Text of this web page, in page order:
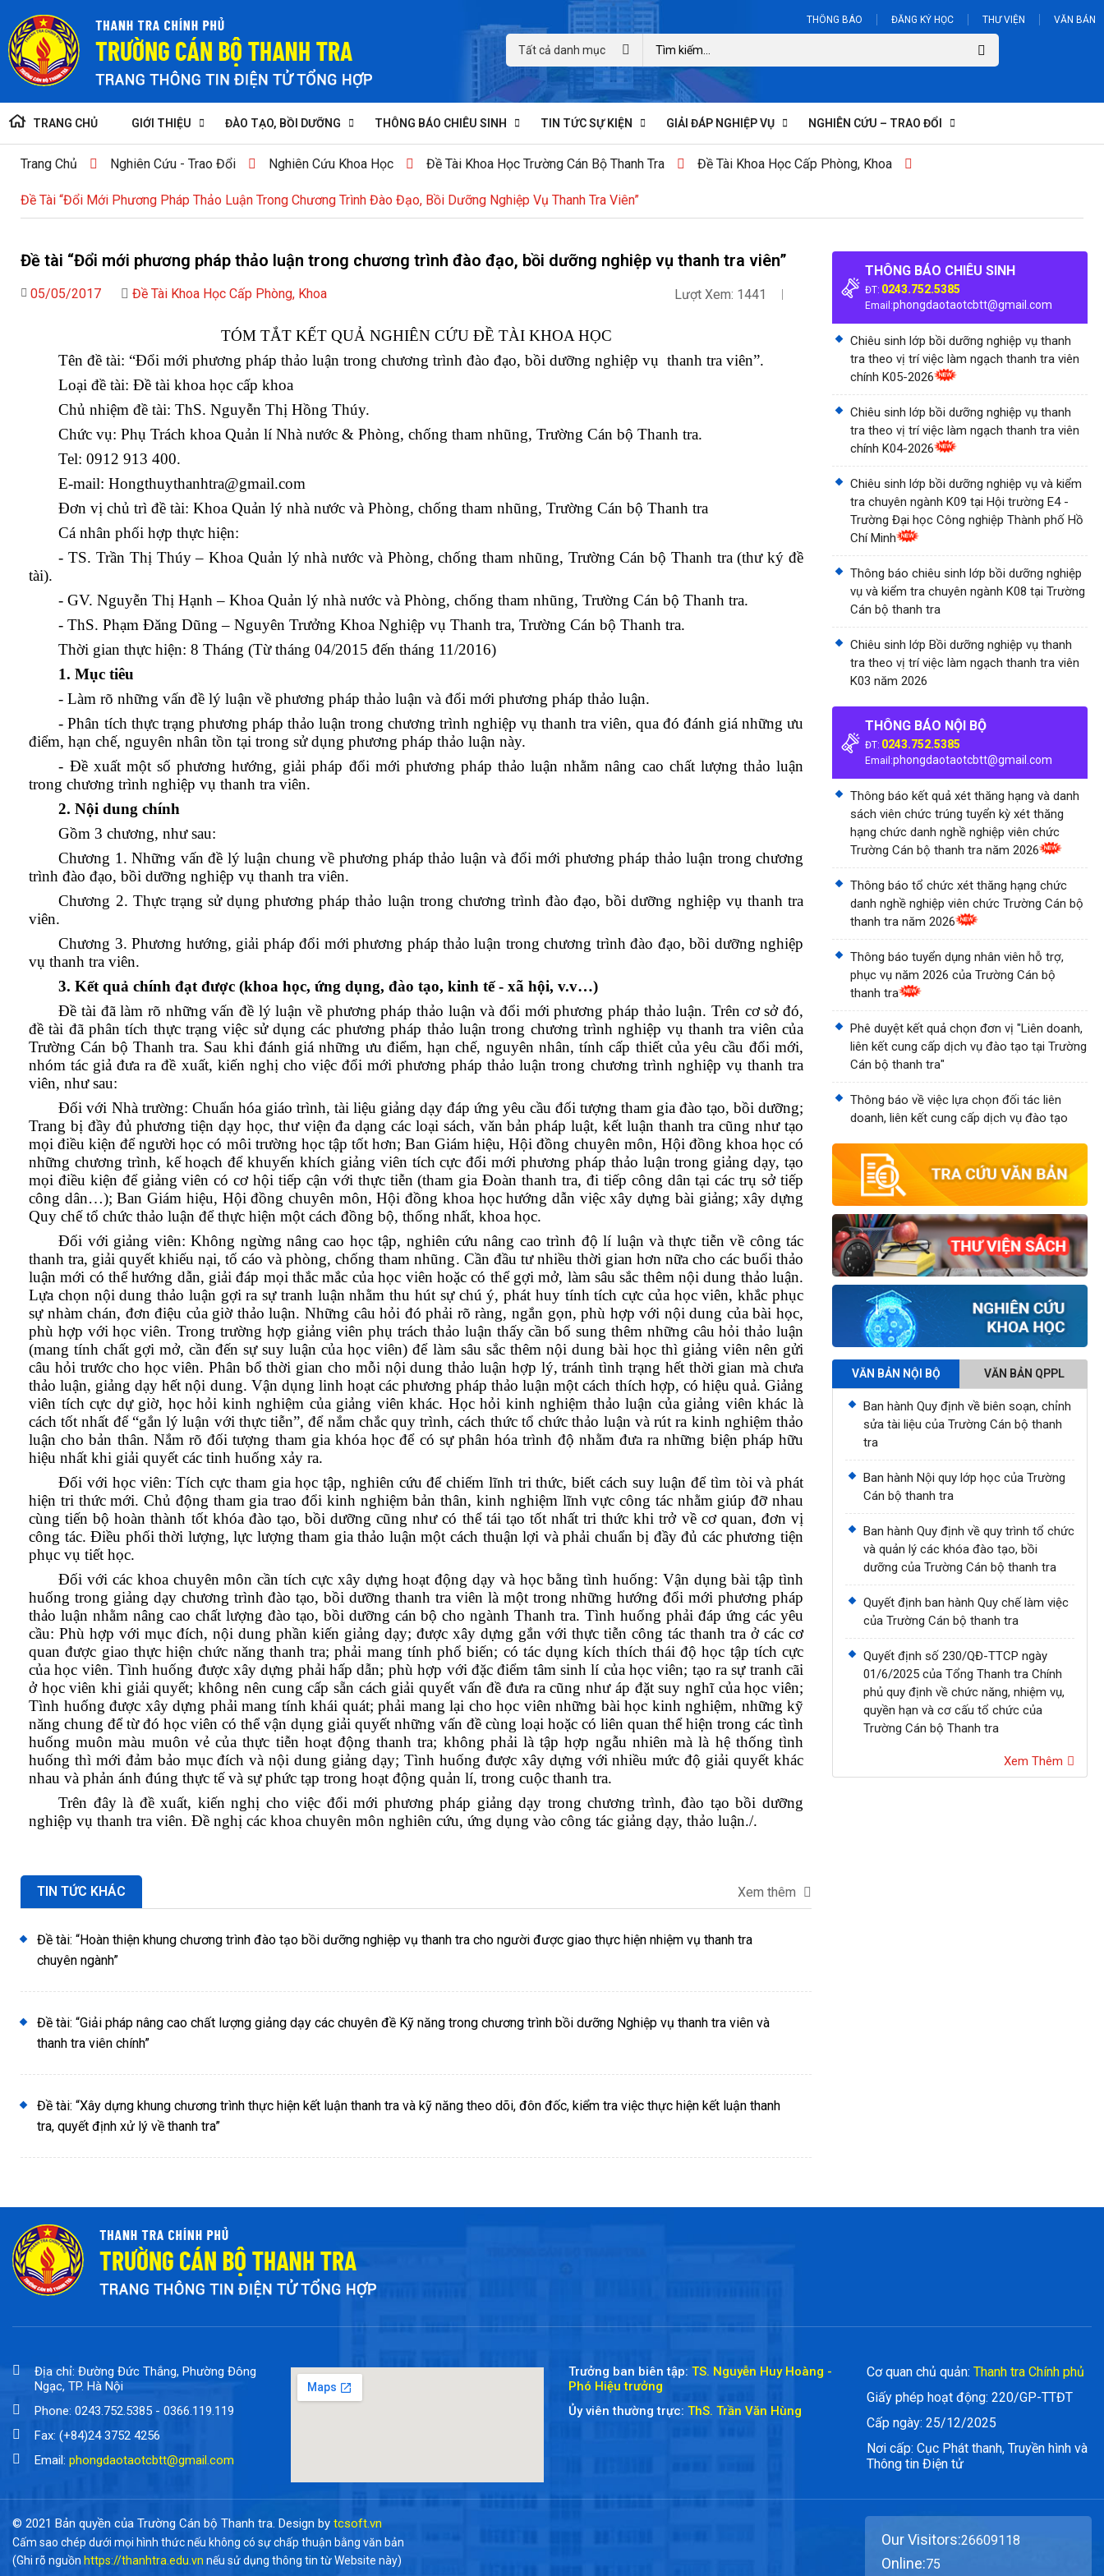
THÔNG BÁO ĐĂNG KÝ HỌC THƯ VIỆN VĂN BẢN
Tất cả danh mục
TRANG CHỦ GIỚI THIỆU ĐÀO TẠO, BỒI DƯỠNG THÔNG BÁO CHIÊU SINH TIN TỨC SỰ KIỆN GIẢI ĐÁP NGHIỆP VỤ NGHIÊN CỨU – TRAO ĐỔI
Trang Chủ Nghiên Cứu - Trao Đổi Nghiên Cứu Khoa Học Đề Tài Khoa Học Trường Cán Bộ Thanh Tra Đề Tài Khoa Học Cấp Phòng, Khoa
Đề Tài “Đổi Mới Phương Pháp Thảo Luận Trong Chương Trình Đào Đạo, Bồi Dưỡng Nghiệp Vụ Thanh Tra Viên”
Đề tài “Đổi mới phương pháp thảo luận trong chương trình đào đạo, bồi dưỡng nghiệp vụ thanh tra viên”
05/05/2017 Đề Tài Khoa Học Cấp Phòng, Khoa Lượt Xem: 1441
TÓM TẮT KẾT QUẢ NGHIÊN CỨU ĐỀ TÀI KHOA HỌC
Tên đề tài: “Đổi mới phương pháp thảo luận trong chương trình đào đạo, bồi dưỡng nghiệp vụ thanh tra viên”.
Loại đề tài: Đề tài khoa học cấp khoa
Chủ nhiệm đề tài: ThS. Nguyễn Thị Hồng Thúy.
Chức vụ: Phụ Trách khoa Quản lí Nhà nước & Phòng, chống tham nhũng, Trường Cán bộ Thanh tra.
Tel: 0912 913 400.
E-mail: Hongthuythanhtra@gmail.com
Đơn vị chủ trì đề tài: Khoa Quản lý nhà nước và Phòng, chống tham nhũng, Trường Cán bộ Thanh tra
Cá nhân phối hợp thực hiện:
- TS. Trần Thị Thúy – Khoa Quản lý nhà nước và Phòng, chống tham nhũng, Trường Cán bộ Thanh tra (thư ký đề
tài).
- GV. Nguyễn Thị Hạnh – Khoa Quản lý nhà nước và Phòng, chống tham nhũng, Trường Cán bộ Thanh tra.
- ThS. Phạm Đăng Dũng – Nguyên Trưởng Khoa Nghiệp vụ Thanh tra, Trường Cán bộ Thanh tra.
Thời gian thực hiện: 8 Tháng (Từ tháng 04/2015 đến tháng 11/2016)
1. Mục tiêu
- Làm rõ những vấn đề lý luận về phương pháp thảo luận và đổi mới phương pháp thảo luận.
- Phân tích thực trạng phương pháp thảo luận trong chương trình nghiệp vụ thanh tra viên, qua đó đánh giá những ưu
điểm, hạn chế, nguyên nhân tồn tại trong sử dụng phương pháp thảo luận này.
- Đề xuất một số phương hướng, giải pháp đổi mới phương pháp thảo luận nhằm nâng cao chất lượng thảo luận
trong chương trình nghiệp vụ thanh tra viên.
2. Nội dung chính
Gồm 3 chương, như sau:
Chương 1. Những vấn đề lý luận chung về phương pháp thảo luận và đổi mới phương pháp thảo luận trong chương
trình đào đạo, bồi dưỡng nghiệp vụ thanh tra viên.
Chương 2. Thực trạng sử dụng phương pháp thảo luận trong chương trình đào đạo, bồi dưỡng nghiệp vụ thanh tra
viên.
Chương 3. Phương hướng, giải pháp đổi mới phương pháp thảo luận trong chương trình đào đạo, bồi dưỡng nghiệp
vụ thanh tra viên.
3. Kết quả chính đạt được (khoa học, ứng dụng, đào tạo, kinh tế - xã hội, v.v…)
Đề tài đã làm rõ những vấn đề lý luận về phương pháp thảo luận và đổi mới phương pháp thảo luận. Trên cơ sở đó,
đề tài đã phân tích thực trạng việc sử dụng các phương pháp thảo luận trong chương trình nghiệp vụ thanh tra viên của
Trường Cán bộ Thanh tra. Sau khi đánh giá những ưu điểm, hạn chế, nguyên nhân, tính cấp thiết của yêu cầu đổi mới,
nhóm tác giả đưa ra đề xuất, kiến nghị cho việc đổi mới phương pháp thảo luận trong chương trình nghiệp vụ thanh tra
viên, như sau:
Đối với Nhà trường: Chuẩn hóa giáo trình, tài liệu giảng dạy đáp ứng yêu cầu đối tượng tham gia đào tạo, bồi dưỡng;
Trang bị đầy đủ phương tiện dạy học, thư viện đa dạng các loại sách, văn bản pháp luật, kết luận thanh tra cũng như tạo
mọi điều kiện để người học có môi trường học tập tốt hơn; Ban Giám hiệu, Hội đồng chuyên môn, Hội đồng khoa học có
những chương trình, kế hoạch để khuyến khích giảng viên tích cực đổi mới phương pháp thảo luận trong giảng dạy, tạo
mọi điều kiện để giảng viên có cơ hội tiếp cận với thực tiễn (tham gia Đoàn thanh tra, đi tiếp công dân tại các trụ sở tiếp
công dân…); Ban Giám hiệu, Hội đồng chuyên môn, Hội đồng khoa học hướng dẫn việc xây dựng bài giảng; xây dựng
Quy chế tổ chức thảo luận để thực hiện một cách đồng bộ, thống nhất, khoa học.
Đối với giảng viên: Không ngừng nâng cao học tập, nghiên cứu nâng cao trình độ lí luận và thực tiễn về công tác
thanh tra, giải quyết khiếu nại, tố cáo và phòng, chống tham nhũng. Cần đầu tư nhiều thời gian hơn nữa cho các buổi thảo
luận mới có thể hướng dẫn, giải đáp mọi thắc mắc của học viên hoặc có thể gợi mở, làm sâu sắc thêm nội dung thảo luận.
Lựa chọn nội dung thảo luận gợi ra sự tranh luận nhằm thu hút sự chú ý, phát huy tính tích cực của học viên, khắc phục
sự nhàm chán, đơn điệu của giờ thảo luận. Những câu hỏi đó phải rõ ràng, ngắn gọn, phù hợp với nội dung của bài học,
phù hợp với học viên. Trong trường hợp giảng viên phụ trách thảo luận thấy cần bổ sung thêm những câu hỏi thảo luận
(mang tính chất gợi mở, cần đến sự suy luận của học viên) để làm sâu sắc thêm nội dung bài học thì giảng viên nên gửi
câu hỏi trước cho học viên. Phân bổ thời gian cho mỗi nội dung thảo luận hợp lý, tránh tình trạng hết thời gian mà chưa
thảo luận, giảng dạy hết nội dung. Vận dụng linh hoạt các phương pháp thảo luận một cách thích hợp, có hiệu quả. Giảng
viên tích cực dự giờ, học hỏi kinh nghiệm của giảng viên khác. Học hỏi kinh nghiệm thảo luận của giảng viên khác là
cách tốt nhất để “gắn lý luận với thực tiễn”, để nắm chắc quy trình, cách thức tổ chức thảo luận và rút ra kinh nghiệm thảo
luận cho bản thân. Nắm rõ đối tượng tham gia khóa học để có sự phân hóa trình độ nhằm đưa ra những biện pháp hữu
hiệu nhất khi giải quyết các tinh huống xảy ra.
Đối với học viên: Tích cực tham gia học tập, nghiên cứu để chiếm lĩnh tri thức, biết cách suy luận để tìm tòi và phát
hiện tri thức mới. Chủ động tham gia trao đổi kinh nghiệm bản thân, kinh nghiệm lĩnh vực công tác nhằm giúp đỡ nhau
cùng tiến bộ hoàn thành tốt khóa đào tạo, bồi dưỡng cũng như có thể tái tạo tốt nhất tri thức khi trở về cơ quan, đơn vị
công tác. Điều phối thời lượng, lực lượng tham gia thảo luận một cách thuận lợi và phải chuẩn bị đầy đủ các phương tiện
phục vụ tiết học.
Đối với các khoa chuyên môn cần tích cực xây dựng hoạt động dạy và học bằng tình huống: Vận dụng bài tập tình
huống trong giảng dạy chương trình đào tạo, bồi dưỡng thanh tra viên là một trong những hướng đổi mới phương pháp
thảo luận nhằm nâng cao chất lượng đào tạo, bồi dưỡng cán bộ cho ngành Thanh tra. Tình huống phải đáp ứng các yêu
cầu: Phù hợp với mục đích, nội dung phần kiến giảng dạy; được xây dựng gắn với thực tiễn công tác thanh tra ở các cơ
quan được giao thực hiện chức năng thanh tra; phải mang tính phổ biến; có tác dụng kích thích thái độ học tập tích cực
của học viên. Tình huống được xây dựng phải hấp dẫn; phù hợp với đặc điểm tâm sinh lí của học viên; tạo ra sự tranh cãi
ở học viên khi giải quyết; không nên cung cấp sẵn cách giải quyết vấn đề đưa ra cũng như áp đặt suy nghĩ của học viên;
Tình huống được xây dựng phải mang tính khái quát; phải mang lại cho học viên những bài học kinh nghiệm, những kỹ
năng chung để từ đó học viên có thể vận dụng giải quyết những vấn đề cùng loại hoặc có liên quan thể hiện trong các tình
huống muôn màu muôn vẻ của thực tiễn hoạt động thanh tra; không phải là tập hợp ngẫu nhiên mà là hệ thống tình
huống thì mới đảm bảo mục đích và nội dung giảng dạy; Tình huống được xây dựng với nhiều mức độ giải quyết khác
nhau và phản ánh đúng thực tế và sự phức tạp trong hoạt động quản lí, trong cuộc thanh tra.
Trên đây là đề xuất, kiến nghị cho việc đổi mới phương pháp giảng dạy trong chương trình, đào tạo bồi dưỡng
nghiệp vụ thanh tra viên. Đề nghị các khoa chuyên môn nghiên cứu, ứng dụng vào công tác giảng dạy, thảo luận./.
TIN TỨC KHÁC Xem thêm
Đề tài: “Hoàn thiện khung chương trình đào tạo bồi dưỡng nghiệp vụ thanh tra cho người được giao thực hiện nhiệm vụ thanh tra
chuyên ngành”
Đề tài: “Giải pháp nâng cao chất lượng giảng dạy các chuyên đề Kỹ năng trong chương trình bồi dưỡng Nghiệp vụ thanh tra viên và
thanh tra viên chính”
Đề tài: “Xây dựng khung chương trình thực hiện kết luận thanh tra và kỹ năng theo dõi, đôn đốc, kiểm tra việc thực hiện kết luận thanh
tra, quyết định xử lý về thanh tra”
THÔNG BÁO CHIÊU SINH
ĐT: 0243.752.5385
Email:phongdaotaotcbtt@gmail.com
Chiêu sinh lớp bồi dưỡng nghiệp vụ thanh
tra theo vị trí việc làm ngạch thanh tra viên
chính K05-2026
Chiêu sinh lớp bồi dưỡng nghiệp vụ thanh
tra theo vị trí việc làm ngạch thanh tra viên
chính K04-2026
Chiêu sinh lớp bồi dưỡng nghiệp vụ và kiểm
tra chuyên ngành K09 tại Hội trường E4 -
Trường Đại học Công nghiệp Thành phố Hồ
Chí Minh
Thông báo chiêu sinh lớp bồi dưỡng nghiệp
vụ và kiểm tra chuyên ngành K08 tại Trường
Cán bộ thanh tra
Chiêu sinh lớp Bồi dưỡng nghiệp vụ thanh
tra theo vị trí việc làm ngạch thanh tra viên
K03 năm 2026
THÔNG BÁO NỘI BỘ
ĐT: 0243.752.5385
Email:phongdaotaotcbtt@gmail.com
Thông báo kết quả xét thăng hạng và danh
sách viên chức trúng tuyển kỳ xét thăng
hạng chức danh nghề nghiệp viên chức
Trường Cán bộ thanh tra năm 2026
Thông báo tổ chức xét thăng hạng chức
danh nghề nghiệp viên chức Trường Cán bộ
thanh tra năm 2026
Thông báo tuyển dụng nhân viên hỗ trợ,
phục vụ năm 2026 của Trường Cán bộ
thanh tra
Phê duyệt kết quả chọn đơn vị "Liên doanh,
liên kết cung cấp dịch vụ đào tạo tại Trường
Cán bộ thanh tra"
Thông báo về việc lựa chọn đối tác liên
doanh, liên kết cung cấp dịch vụ đào tạo
VĂN BẢN NỘI BỘ VĂN BẢN QPPL
Ban hành Quy định về biên soạn, chỉnh
sửa tài liệu của Trường Cán bộ thanh
tra
Ban hành Nội quy lớp học của Trường
Cán bộ thanh tra
Ban hành Quy định về quy trình tổ chức
và quản lý các khóa đào tạo, bồi
dưỡng của Trường Cán bộ thanh tra
Quyết định ban hành Quy chế làm việc
của Trường Cán bộ thanh tra
Quyết định số 230/QĐ-TTCP ngày
01/6/2025 của Tổng Thanh tra Chính
phủ quy định về chức năng, nhiệm vụ,
quyền hạn và cơ cấu tổ chức của
Trường Cán bộ Thanh tra
Xem Thêm
Địa chỉ: Đường Đức Thắng, Phường Đông
Ngạc, TP. Hà Nội
Phone: 0243.752.5385 - 0366.119.119
Fax: (+84)24 3752 4256
Email: phongdaotaotcbtt@gmail.com
Trưởng ban biên tập: TS. Nguyễn Huy Hoàng -
Phó Hiệu trưởng
Ủy viên thường trực: ThS. Trần Văn Hùng
Cơ quan chủ quản: Thanh tra Chính phủ
Giấy phép hoạt động: 220/GP-TTĐT
Cấp ngày: 25/12/2025
Nơi cấp: Cục Phát thanh, Truyền hình và
Thông tin Điện tử
© 2021 Bản quyền của Trường Cán bộ Thanh tra. Design by tcsoft.vn
Cấm sao chép dưới mọi hình thức nếu không có sự chấp thuận bằng văn bản
(Ghi rõ nguồn https://thanhtra.edu.vn nếu sử dụng thông tin từ Website này)
Our Visitors:26609118
Online:75